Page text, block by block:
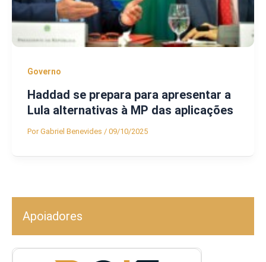
Governo
Haddad se prepara para apresentar a
Lula alternativas à MP das aplicações
PorGabriel Benevides / 09/10/2025
Apoiadores